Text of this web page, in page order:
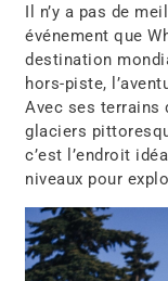
Il n’y a pas de
événement que
destination
hors-piste,
Avec ses terrains
glaciers
c’est l’endroit
niveaux pour